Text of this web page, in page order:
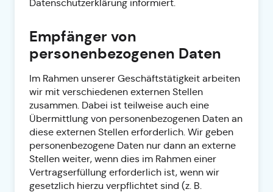
Datenschutzerklärung informiert.
Empfänger von
personenbezogenen Daten
Im Rahmen unserer Geschäftstätigkeit arbeiten
wir mit verschiedenen externen Stellen
zusammen. Dabei ist teilweise auch eine
Übermittlung von personenbezogenen Daten an
diese externen Stellen erforderlich. Wir geben
personenbezogene Daten nur dann an externe
Stellen weiter, wenn dies im Rahmen einer
Vertragserfüllung erforderlich ist, wenn wir
gesetzlich hierzu verpflichtet sind (z. B.